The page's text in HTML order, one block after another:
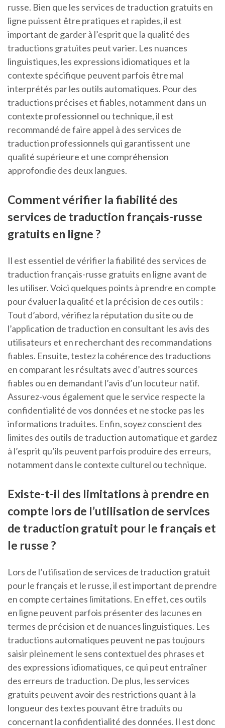
russe. Bien que les services de traduction gratuits en
ligne puissent être pratiques et rapides, il est
important de garder à l’esprit que la qualité des
traductions gratuites peut varier. Les nuances
linguistiques, les expressions idiomatiques et la
contexte spécifique peuvent parfois être mal
interprétés par les outils automatiques. Pour des
traductions précises et fiables, notamment dans un
contexte professionnel ou technique, il est
recommandé de faire appel à des services de
traduction professionnels qui garantissent une
qualité supérieure et une compréhension
approfondie des deux langues.
Comment vérifier la fiabilité des
services de traduction français-russe
gratuits en ligne ?
Il est essentiel de vérifier la fiabilité des services de
traduction français-russe gratuits en ligne avant de
les utiliser. Voici quelques points à prendre en compte
pour évaluer la qualité et la précision de ces outils :
Tout d’abord, vérifiez la réputation du site ou de
l’application de traduction en consultant les avis des
utilisateurs et en recherchant des recommandations
fiables. Ensuite, testez la cohérence des traductions
en comparant les résultats avec d’autres sources
fiables ou en demandant l’avis d’un locuteur natif.
Assurez-vous également que le service respecte la
confidentialité de vos données et ne stocke pas les
informations traduites. Enfin, soyez conscient des
limites des outils de traduction automatique et gardez
à l’esprit qu’ils peuvent parfois produire des erreurs,
notamment dans le contexte culturel ou technique.
Existe-t-il des limitations à prendre en
compte lors de l’utilisation de services
de traduction gratuit pour le français et
le russe ?
Lors de l’utilisation de services de traduction gratuit
pour le français et le russe, il est important de prendre
en compte certaines limitations. En effet, ces outils
en ligne peuvent parfois présenter des lacunes en
termes de précision et de nuances linguistiques. Les
traductions automatiques peuvent ne pas toujours
saisir pleinement le sens contextuel des phrases et
des expressions idiomatiques, ce qui peut entraîner
des erreurs de traduction. De plus, les services
gratuits peuvent avoir des restrictions quant à la
longueur des textes pouvant être traduits ou
concernant la confidentialité des données. Il est donc